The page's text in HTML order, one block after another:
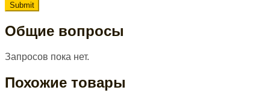
Общие вопросы
Запросов пока нет.
Похожие товары